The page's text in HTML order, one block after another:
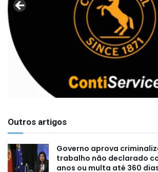
Outros artigos
Governo aprova
trabalho não declarado
anos ou multa até 360